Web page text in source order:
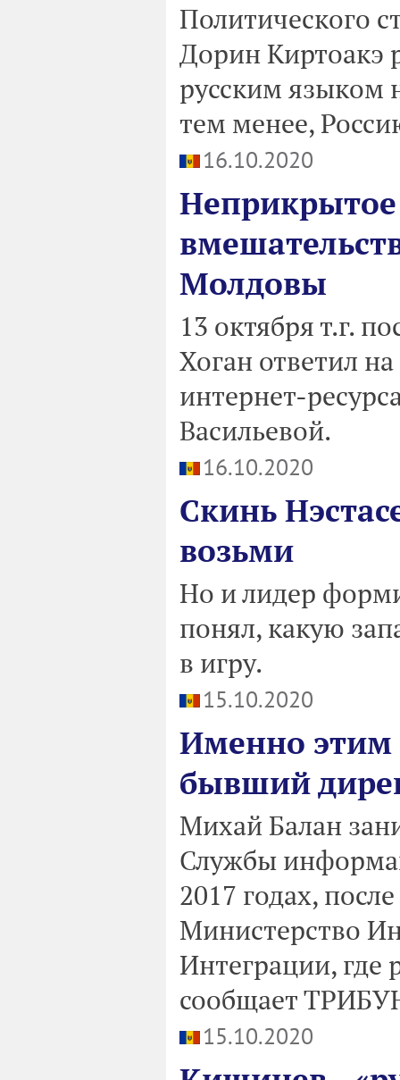
Политического
Дорин Киртоакэ
русским языком
тем менее,
16.10.2020
Молдовы
13 октября т.г.
Хоган ответил
интернет-
Васильевой.
16.10.2020
Скинь
возьми
Но и лидер
понял, какую
в игру.
15.10.2020
Именно этим
бывший
Михай Балан
Службы
2017 годах,
Министерство
Интеграции, где
сообщает
15.10.2020